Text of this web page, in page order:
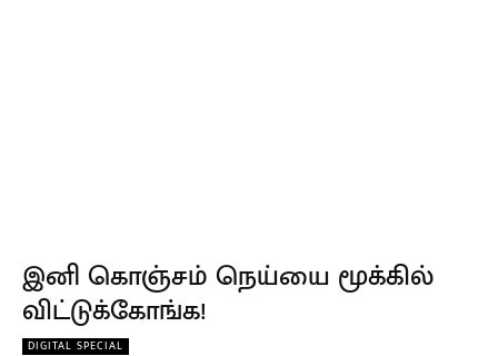
இனி கொஞ்சம் நெய்யை மூக்கில்
விட்டுக்கோங்க!
DIGITAL SPECIAL